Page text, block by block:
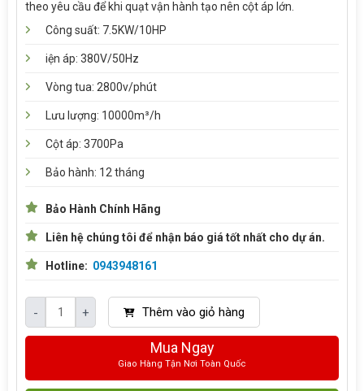
theo yêu cầu để khi quạt vận hành tạo nên cột áp lớn.
Công suất: 7.5KW/10HP
iện áp: 380V/50Hz
Vòng tua: 2800v/phút
Lưu lượng: 10000m³/h
Cột áp: 3700Pa
Bảo hành: 12 tháng
Bảo Hành Chính Hãng
Liên hệ chúng tôi để nhận báo giá tốt nhất cho dự án.
Hotline: 0943948161
- + Thêm vào giỏ hàng
Mua Ngay
Giao Hàng Tận Nơi Toàn Quốc